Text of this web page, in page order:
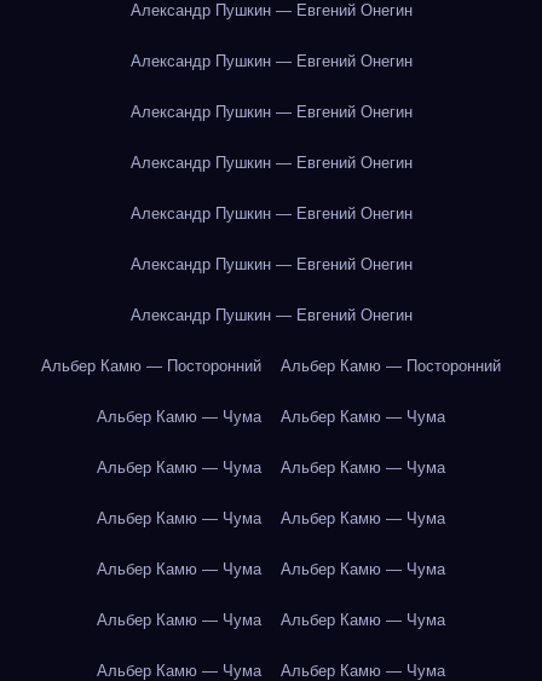
Александр Пушкин — Евгений Онегин
Александр Пушкин — Евгений Онегин
Александр Пушкин — Евгений Онегин
Александр Пушкин — Евгений Онегин
Александр Пушкин — Евгений Онегин
Александр Пушкин — Евгений Онегин
Александр Пушкин — Евгений Онегин
Альбер Камю — Посторонний Альбер Камю — Посторонний
Альбер Камю — Чума Альбер Камю — Чума
Альбер Камю — Чума Альбер Камю — Чума
Альбер Камю — Чума Альбер Камю — Чума
Альбер Камю — Чума Альбер Камю — Чума
Альбер Камю — Чума Альбер Камю — Чума
Альбер Камю — Чума Альбер Камю — Чума